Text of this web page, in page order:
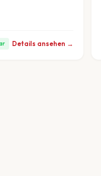
Details ansehen →